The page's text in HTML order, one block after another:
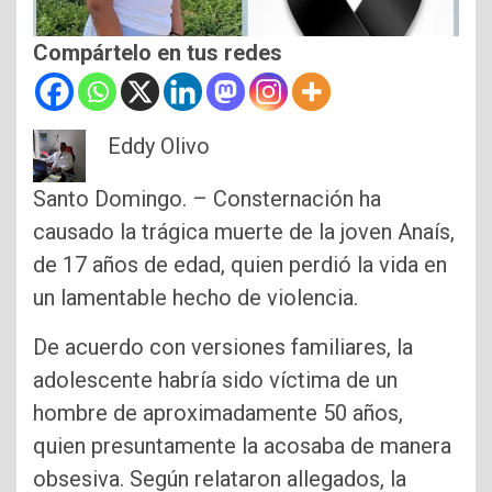
Compártelo en tus redes
Eddy Olivo
Santo Domingo. – Consternación ha
causado la trágica muerte de la joven Anaís,
de 17 años de edad, quien perdió la vida en
un lamentable hecho de violencia.
De acuerdo con versiones familiares, la
adolescente habría sido víctima de un
hombre de aproximadamente 50 años,
quien presuntamente la acosaba de manera
obsesiva. Según relataron allegados, la